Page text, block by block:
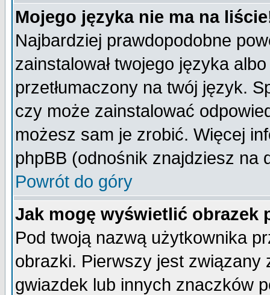
Mojego języka nie ma na
Najbardziej prawdopodobne
zainstalował twojego języka
przetłumaczony na twój język.
czy może zainstalować
możesz sam je zrobić. Więcej
phpBB (odnośnik znajdziesz na
Powrót do góry
Jak mogę wyświetlić obrazek
Pod twoją nazwą użytkownika
obrazki. Pierwszy jest
gwiazdek lub innych znaczków